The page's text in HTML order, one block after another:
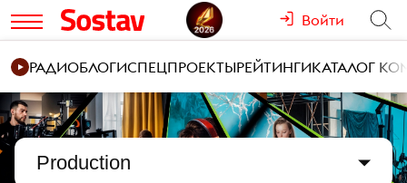
Войти
РАДИОБЛОГИСПЕЦПРОЕКТЫРЕЙТИНГИКАТАЛОГ
Production